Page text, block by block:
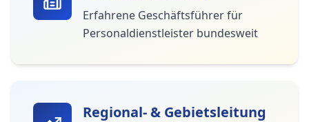
Erfahrene Geschäftsführer für
Personaldienstleister bundesweit
Regional- & Gebietsleitung